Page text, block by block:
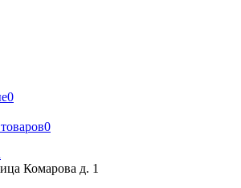
0
0
Комарова д. 1